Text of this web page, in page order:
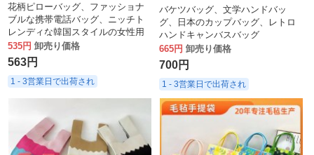
花柄ピローバッグ、ファッショナ
ブルな携帯電話バッグ、ニッチト
レンディな韓国スタイルの女性用
化粧品バッグ。
535円 卸売り価格
563円
1 - 3営業日で出荷され
バケツバッグ、文学ハンドバッ
グ、日本のカップバッグ、レトロ
ハンドキャンバスバッグ
665円 卸売り価格
700円
1 - 3営業日で出荷され